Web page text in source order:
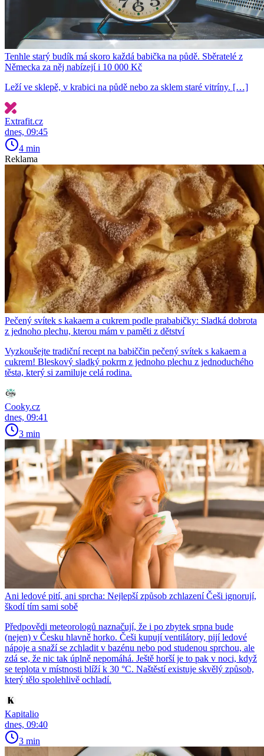
Tenhle starý budík má skoro každá babička na půdě. Sběratelé z
Německa za něj nabízejí i 10 000 Kč
Leží ve sklepě, v krabici na půdě nebo za sklem staré vitríny. […]
Extrafit.cz
dnes, 09:45
4 min
Reklama
Pečený svítek s kakaem a cukrem podle prababičky: Sladká dobrota
z jednoho plechu, kterou mám v paměti z dětství
Vyzkoušejte tradiční recept na babiččin pečený svítek s kakaem a
cukrem! Bleskový sladký pokrm z jednoho plechu z jednoduchého
těsta, který si zamiluje celá rodina.
Cooky.cz
dnes, 09:41
3 min
Ani ledové pití, ani sprcha: Nejlepší způsob zchlazení Češi ignorují,
škodí tím sami sobě
Předpovědi meteorologů naznačují, že i po zbytek srpna bude
(nejen) v Česku hlavně horko. Češi kupují ventilátory, pijí ledové
nápoje a snaží se zchladit v bazénu nebo pod studenou sprchou, ale
zdá se, že nic tak úplně nepomáhá. Ještě horší je to pak v noci, když
se teplota v místnosti blíží k 30 °C. Naštěstí existuje skvělý způsob,
který tělo spolehlivě ochladí.
Kapitalio
dnes, 09:40
3 min